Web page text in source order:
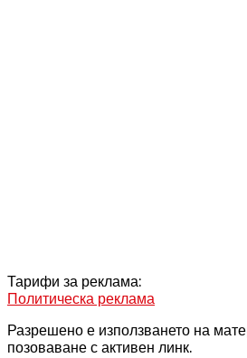
Тарифи за реклама:
Политическа реклама
Разрешено е използването на
позоваване с активен линк.